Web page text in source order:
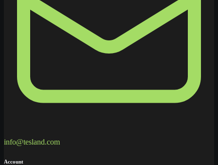
info@tesland.com
Account